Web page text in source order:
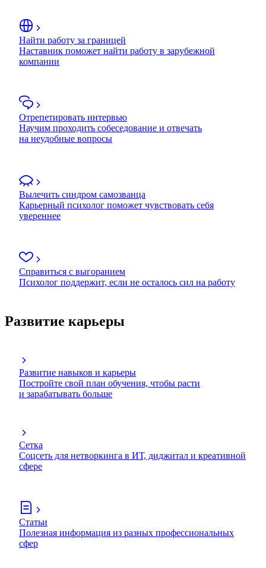
Найти работу за границей
Наставник поможет найти работу в зарубежной
компании
Отрепетировать интервью
Научим проходить собеседование и отвечать
на неудобные вопросы
Вылечить синдром самозванца
Карьерный психолог поможет чувствовать себя
увереннее
Справиться с выгоранием
Психолог поддержит, если не осталось сил на работу
Развитие карьеры
Развитие навыков и карьеры
Постройте свой план обучения, чтобы расти
и зарабатывать больше
Сетка
Соцсеть для нетворкинга в ИТ, диджитал и креативной
сфере
Статьи
Полезная информация из разных профессиональных
сфер